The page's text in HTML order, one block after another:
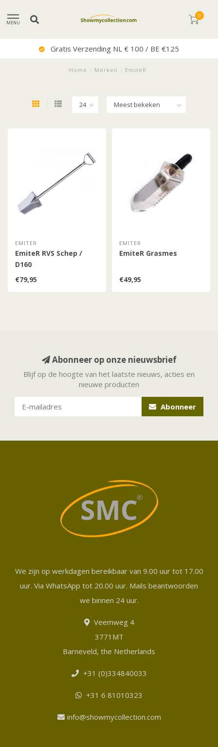
MENU
0
Gratis Verzending NL € 100 / BE €125
Home Merken EmiteR
EMITER
EmiteR RVS Schep /
D160
€79,95
EMITER
EmiteR Grasmes
€49,95
Abonneer op onze nieuwsbrief
Blijf op de hoogte van het laatste nieuws, acties en
nieuwe producten
Abonneer
We zijn op werkdagen bereikbaar van 9.00 uur tot 17.00
uur. Via WhatsApp tot 20.00 uur. Mails beantwoorden
we binnen 24 uur.
Veemweg 4
3771MT
Barneveld, the Netherlands
+31 (0)334840033
+31 6 81010323
info@showmycollection.com